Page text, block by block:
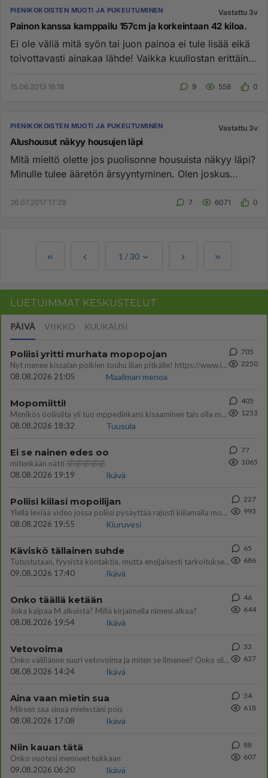
PIENIKOKOISTEN MUOTI JA PUKEUTUMINEN Vastattu 3v
Painon kanssa kamppailu 157cm ja korkeintaan 42 kiloa.
Ei ole väliä mitä syön tai juon painoa ei tule lisää eikä
toivottavasti ainakaa lähde! Vaikka kuullostan erittäin
15.06.2013 16:18 9 558 0
PIENIKOKOISTEN MUOTI JA PUKEUTUMINEN Vastattu 3v
Alushousut näkyy housujen läpi
Mitä mieltö olette jos puolisonne housuista näkyy läpi?
Minulle tulee ääretön ärsyyntyminen. Olen joskus
26.07.2017 17:29 7 6071 0
1 /30
LUETUIMMAT KESKUSTELUT
PÄIVÄ VIIKKO KUUKAUSI
Poliisi yritti murhata mopopojan
Nyt menee kissalan poikien touhu liian pitkälle! https://www.is.fi/kotimaa/art-2000012193221.html Karu video mopomiiti
08.08.2026 21:05
Maailman menoa
705
2250
Mopomiitti!
Menikös öoliisilta yli tuo mppedinkans kisaaminen tais olla melkoinen riski vahigoittaa tarpeettomasti jopa kuolla tuoss
08.08.2026 18:32
Tuusula
405
1253
Ei se nainen edes oo
mitenkään nätti 🤣🤣🤣🤣🤣
08.08.2026 19:19
Ikävä
77
1065
Poliisi kiilasi mopoilijan
Ylellä leviää video jossa poliisi pysäyttää rajusti kiilamalla mopo pojan. Toivottavasti poliisi ottaa tuosta mallia myö
08.08.2026 19:55
Kiuruvesi
227
993
Käviskö tällainen suhde
Tutustutaan, fyysistä kontaktia, mutta ensijaisesti tarkoituksena ei ole aloittaa mitään virallista tai rikkoa mitään? E
09.08.2026 17:40
Ikävä
65
686
Onko täällä ketään
Joka kaipaa M alkuista? Millä kirjaimella nimesi alkaa?
08.08.2026 19:54
Ikävä
46
644
Vetovoima
Onko välillänne suuri vetovoima ja miten se ilmenee? Onko siitä haittaa?
08.08.2026 14:24
Ikävä
33
637
Aina vaan mietin sua
Miksen saa sinua mielestäni pois
08.08.2026 17:08
Ikävä
34
618
Niin kauan tätä
Onko vuotesi menneet hukkaan
09.08.2026 06:20
Ikävä
88
607